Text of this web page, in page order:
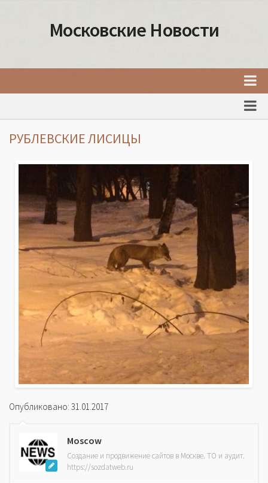
Московские Новости
Факты о Москве
Москва
Товары и услуги Москвы
РУБЛЕВСКИЕ ЛИСИЦЫ
Опубликовано: 31.01.2017
Moscow
Создание и продвижение сайтов в Москве. ТО и аудит.
https://sozdatweb.ru